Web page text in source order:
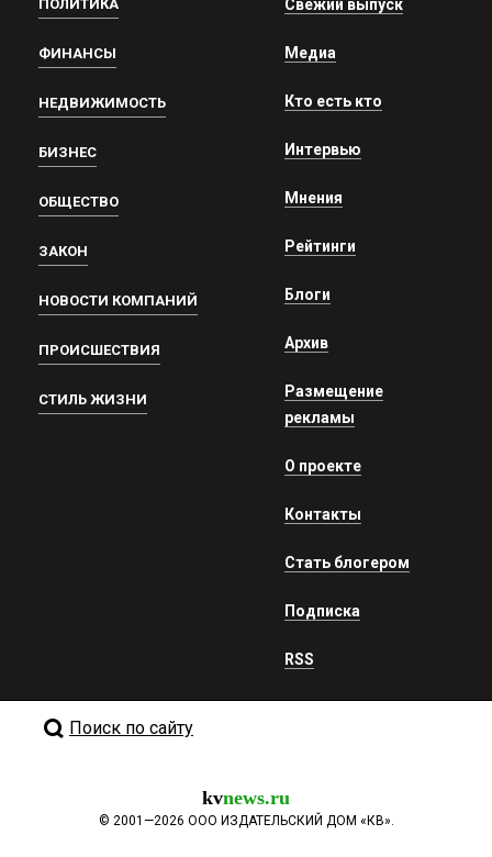
ПОЛИТИКА
ФИНАНСЫ
НЕДВИЖИМОСТЬ
БИЗНЕС
ОБЩЕСТВО
ЗАКОН
НОВОСТИ КОМПАНИЙ
ПРОИСШЕСТВИЯ
СТИЛЬ ЖИЗНИ
Свежий выпуск
Медиа
Кто есть кто
Интервью
Мнения
Рейтинги
Блоги
Архив
Размещение
рекламы
О проекте
Контакты
Стать блогером
Подписка
RSS
Поиск по сайту
kvnews.ru
© 2001—2026 ООО ИЗДАТЕЛЬСКИЙ ДОМ «КВ».